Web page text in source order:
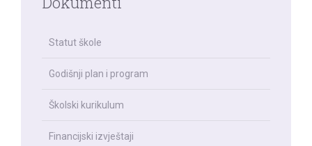
Statut škole
Godišnji plan i program
Školski kurikulum
Financijski izvještaji